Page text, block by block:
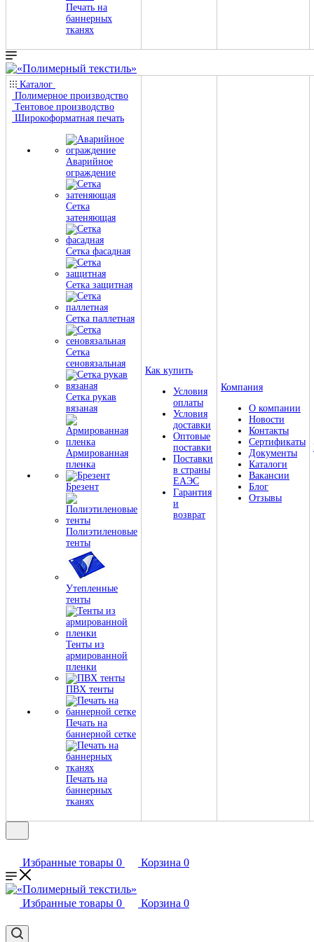
Печать на
баннерных
тканях
Каталог
Полимерное производство
Тентовое производство
Широкоформатная печать
Аварийное
ограждение
Сетка
затеняющая
Сетка фасадная
Сетка защитная
Сетка паллетная
Сетка
сеновязальная
Сетка рукав
вязаная
Армированная
пленка
Брезент
Полиэтиленовые
тенты
Утепленные
тенты
Тенты из
армированной
пленки
ПВХ тенты
Печать на
баннерной сетке
Печать на
баннерных
тканях
Как купить
Условия
оплаты
Условия
доставки
Оптовые
поставки
Поставки
в страны
ЕАЭС
Гарантия
и
возврат
Компания
О компании
Новости
Контакты
Сертификаты
Документы
Каталоги
Вакансии
Блог
Отзывы
Избранные товары 0 Корзина 0
Избранные товары 0 Корзина 0